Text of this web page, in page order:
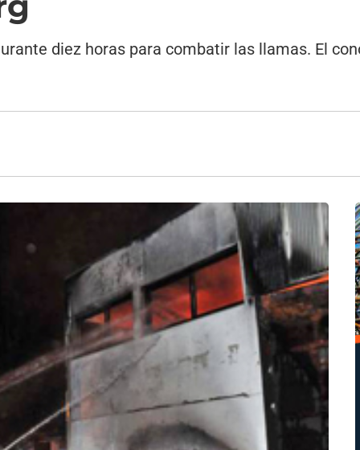
diez horas para combatir las llamas. El